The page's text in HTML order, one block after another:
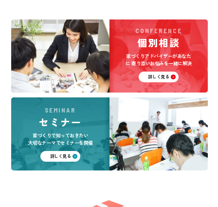
CONFERENCE
個別相談
家づくりアドバイザーがあなた
に寄り添いお悩みを一緒に解決
詳しく見る
SEMINAR
セミナー
家づくりで知っておきたい
大切なテーマでセミナーを開催
詳しく見る